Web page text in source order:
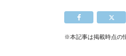
※本記事は掲載時点の